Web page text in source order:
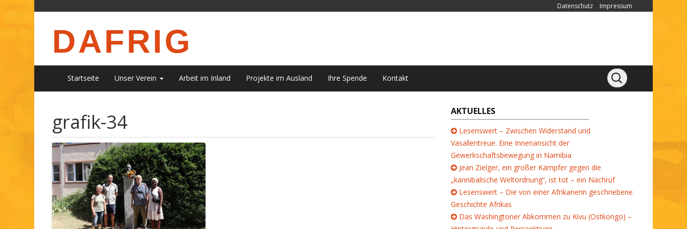
Datenschutz Impressum
DAFRIG
Startseite Unser Verein Arbeit im Inland Projekte im Ausland Ihre Spende Kontakt
grafik-34 AKTUELLES
Lesenswert – Zwischen Widerstand und
Vasallentreue. Eine Innenansicht der
Gewerkschaftsbewegung in Namibia
Jean Zielger, ein großer Kämpfer gegen die
„kannibalische Weltordnung“, ist tot – ein Nachruf
Lesenswert – Die von einer Afrikanerin geschriebene
Geschichte Afrikas
Das Washingtoner Abkommen zu Kivu (Ostkongo) –